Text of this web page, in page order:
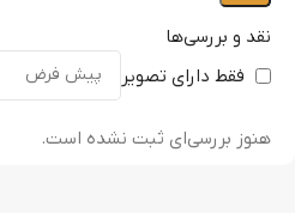
نقد و بررسی‌ها
فقط دارای تصویر
هنوز بررسی‌ای ثبت نشده است.